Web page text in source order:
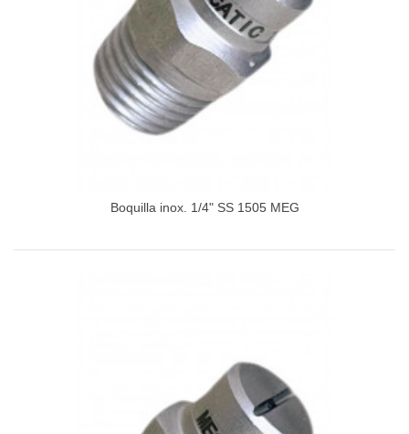
Boquilla inox. 1/4" SS 1505 MEG